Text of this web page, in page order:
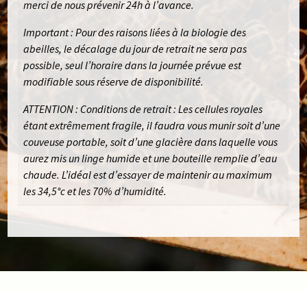
merci de nous prévenir 24h à l’avance.
Important : Pour des raisons liées à la biologie des
abeilles, le décalage du jour de retrait ne sera pas
possible, seul l’horaire dans la journée prévue est
modifiable sous réserve de disponibilité.
ATTENTION : Conditions de retrait : Les cellules royales
étant extrêmement fragile, il faudra vous munir soit d’une
couveuse portable, soit d’une glacière dans laquelle vous
aurez mis un linge humide et une bouteille remplie d’eau
chaude. L’idéal est d’essayer de maintenir au maximum
les 34,5°c et les 70% d’humidité.